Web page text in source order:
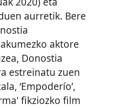
aurretik. Bere
aktore
Donostia
estreinatu zuen
‘Empoderío’,
fikziozko film